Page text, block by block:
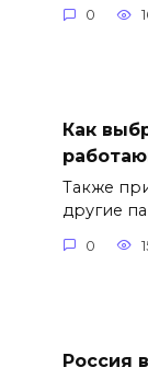
0
Как
Также
другие
0
Россия